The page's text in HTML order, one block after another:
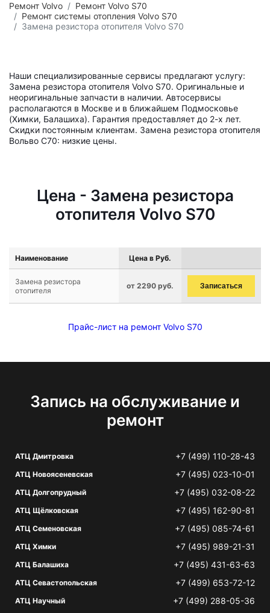
Ремонт Volvo
Ремонт Volvo S70
Ремонт системы отопления Volvo S70
Замена резистора отопителя Volvo S70
Наши специализированные сервисы предлагают услугу:
Замена резистора отопителя Volvo S70. Оригинальные и
неоригинальные запчасти в наличии. Автосервисы
располагаются в Москве и в ближайшем Подмосковье
(Химки, Балашиха). Гарантия предоставляет до 2-х лет.
Скидки постоянным клиентам. Замена резистора отопителя
Вольво С70: низкие цены.
Цена - Замена резистора
отопителя Volvo S70
Наименование Цена в Руб.
Замена резистора
отопителя
от 2290 руб. Записаться
Прайс-лист на ремонт Volvo S70
Запись на обслуживание и
ремонт
АТЦ Дмитровка +7 (499) 110-28-43
АТЦ Новоясеневская +7 (495) 023-10-01
АТЦ Долгопрудный +7 (495) 032-08-22
АТЦ Щёлковская +7 (495) 162-90-81
АТЦ Семеновская +7 (495) 085-74-61
АТЦ Химки +7 (495) 989-21-31
АТЦ Балашиха +7 (495) 431-63-63
АТЦ Севастопольская +7 (499) 653-72-12
АТЦ Научный +7 (499) 288-05-36